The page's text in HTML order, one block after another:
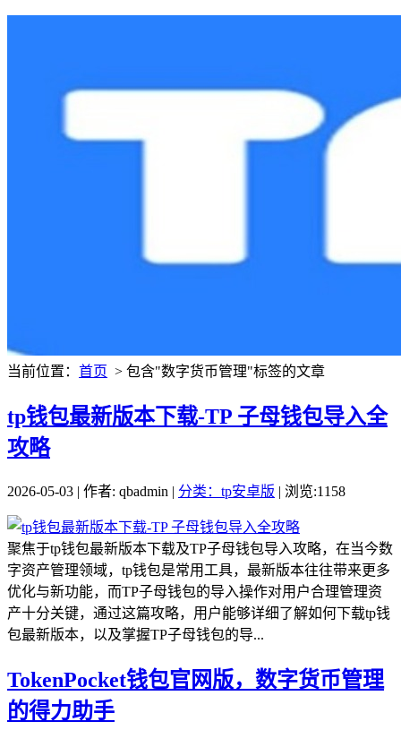
当前位置： 首页 > 包含"数字货币管理"标签的文章
tp钱包最新版本下载-TP 子母钱包导入全
攻略
2026-05-03 | 作者: qbadmin | 分类：tp安卓版 | 浏览:1158
聚焦于tp钱包最新版本下载及TP子母钱包导入攻略，在当今数
字资产管理领域，tp钱包是常用工具，最新版本往往带来更多
优化与新功能，而TP子母钱包的导入操作对用户合理管理资
产十分关键，通过这篇攻略，用户能够详细了解如何下载tp钱
包最新版本，以及掌握TP子母钱包的导...
TokenPocket钱包官网版，数字货币管理
的得力助手